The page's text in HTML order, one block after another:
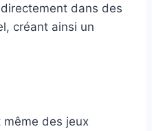
dans des
créant ainsi un
même des jeux